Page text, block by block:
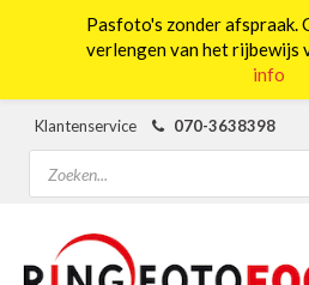
Klantenservice
070-3638398
Producten
zoeken
Pasfoto's zonder afspraak.
verlengen van het rijbewijs
info